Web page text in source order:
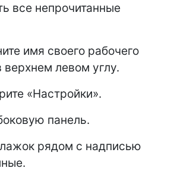
все непрочитанные
имя своего рабочего
верхнем левом углу.
«Настройки».
панель.
рядом с надписью